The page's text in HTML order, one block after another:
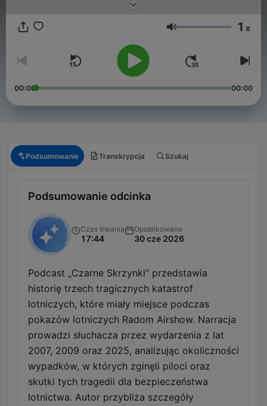
Głośność 1 x
00:00 00:00
Podsumowanie Transkrypcja Szukaj
Podsumowanie odcinka
Czas trwania
17:44
Opublikowano
30 cze 2026
Podcast „Czarne Skrzynki” przedstawia
historię trzech tragicznych katastrof
lotniczych, które miały miejsce podczas
pokazów lotniczych Radom Airshow. Narracja
prowadzi słuchacza przez wydarzenia z lat
2007, 2009 oraz 2025, analizując okoliczności
wypadków, w których zginęli piloci oraz
skutki tych tragedii dla bezpieczeństwa
lotnictwa. Autor przybliża szczegóły